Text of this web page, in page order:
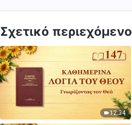
Σχετικό περιεχόμενο
12:34